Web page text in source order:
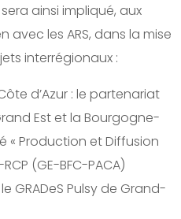
ainsi impliqué, aux
avec les ARS, dans la mise
interrégionaux :
d’Azur : le partenariat
Est et la Bourgogne-
« Production et Diffusion
(GE-BFC-PACA)
GRADeS Pulsy de Grand-